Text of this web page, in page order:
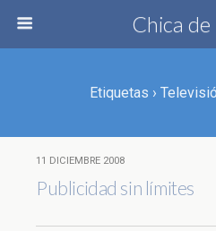
Chica de
Etiquetas ›
11 DICIEMBRE 2008
Publicidad sin límites